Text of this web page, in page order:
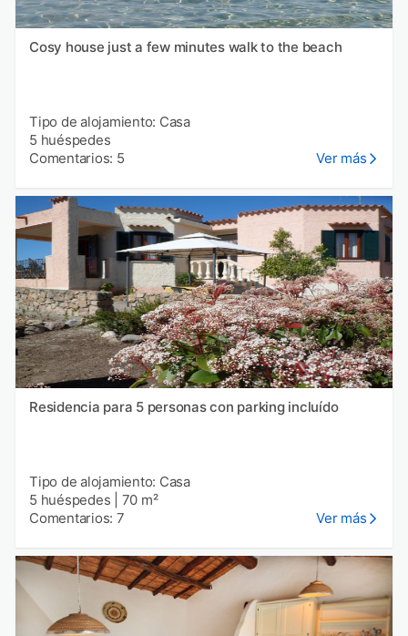
Cosy house just a few minutes walk to the beach
Tipo de alojamiento: Casa
5 huéspedes
Comentarios: 5
Ver más
Residencia para 5 personas con parking incluído
Tipo de alojamiento: Casa
5 huéspedes
70 m²
Comentarios: 7
Ver más